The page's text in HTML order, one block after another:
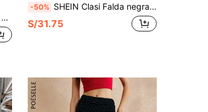
-50% SHEIN Clasi Falda negra elegante de fiesta para mujer con dobladillo de peluche sintético con parches de lentejuelas, falda brillante y brillante elegante para Año Nuevo y Navidad, falda de lentejuelas navideña
S/31.75